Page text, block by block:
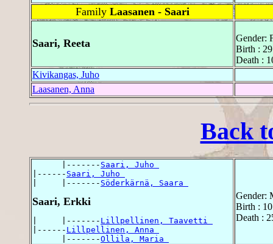
Family Laasanen - Saari
Saari, Reeta
Gender:
Birth :
Death :
Kivikangas, Juho
Laasanen, Anna
Back
      |-------
Saari, Juho
|------ Saari, Juho
|     |------- Söderkärnä, Saara
Saari, Erkki
|     |------- Lillpellinen, Taavetti
|------ Lillpellinen, Anna
      |-------
Ollila, Maria
Gender:
Birth :
Death :